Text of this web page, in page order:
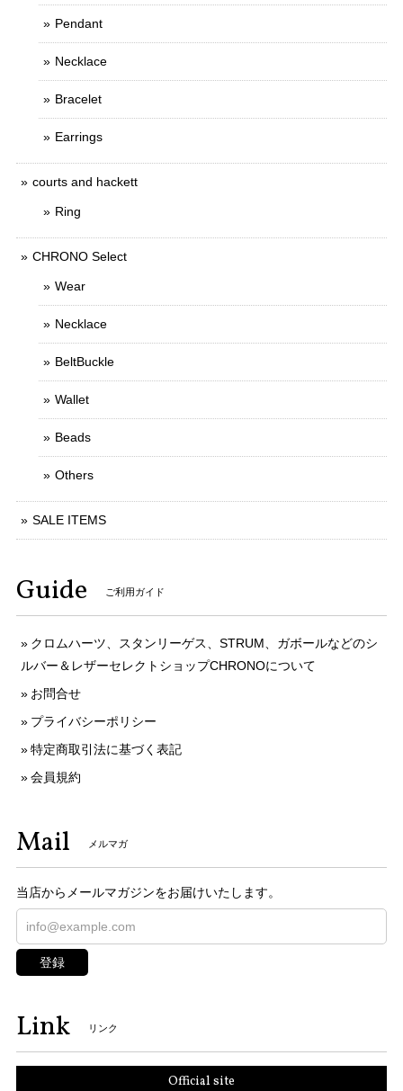
Pendant
Necklace
Bracelet
Earrings
courts and hackett
Ring
CHRONO Select
Wear
Necklace
BeltBuckle
Wallet
Beads
Others
SALE ITEMS
Guide ご利用ガイド
クロムハーツ、スタンリーゲス、STRUM、ガボールなどのシ
ルバー＆レザーセレクトショップCHRONOについて
お問合せ
プライバシーポリシー
特定商取引法に基づく表記
会員規約
Mail メルマガ
当店からメールマガジンをお届けいたします。
登録
Link リンク
Official site